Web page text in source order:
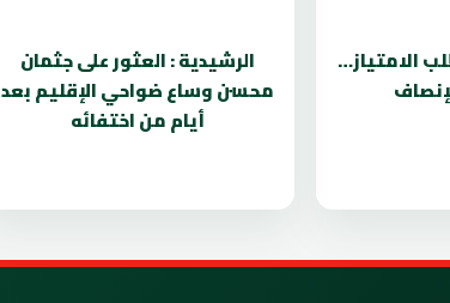
الامتياز…
الرشيدية : العثور على جثمان
محسن وساع ضواحي الإقليم بعد
أيام من اختفائه